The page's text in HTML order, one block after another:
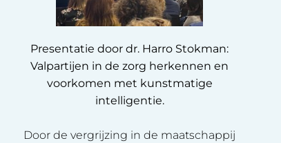
Presentatie door dr. Harro Stokman:
Valpartijen in de zorg herkennen en
voorkomen met kunstmatige
intelligentie.
Door de vergrijzing in de maatschappij